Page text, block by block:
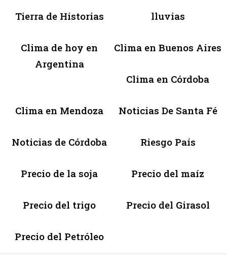
Tierra de Historias lluvias
Clima de hoy en
Argentina
Clima en Buenos Aires
Clima en Córdoba
Clima en Mendoza Noticias De Santa Fé
Noticias de Córdoba Riesgo País
Precio de la soja Precio del maíz
Precio del trigo Precio del Girasol
Precio del Petróleo